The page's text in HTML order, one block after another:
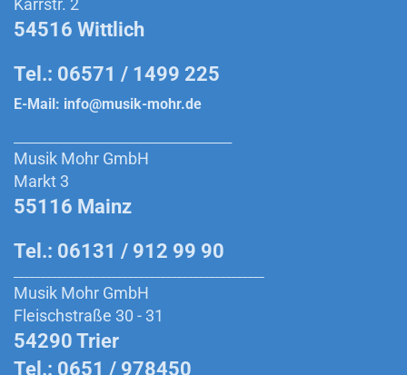
Karrstr. 2
54516 Wittlich
Tel.: 06571 / 1499 225
E-Mail: info@musik-mohr.de
Musik Mohr GmbH
Markt 3
55116 Mainz
Tel.: 06131 / 912 99 90
Musik Mohr GmbH
Fleischstraße 30 - 31
54290 Trier
Tel.: 0651 / 978450